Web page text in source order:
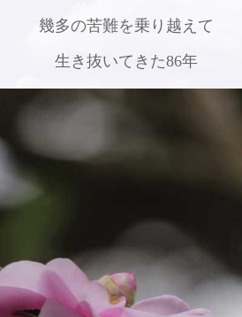
幾多の苦難を乗り越えて
生き抜いてきた86年